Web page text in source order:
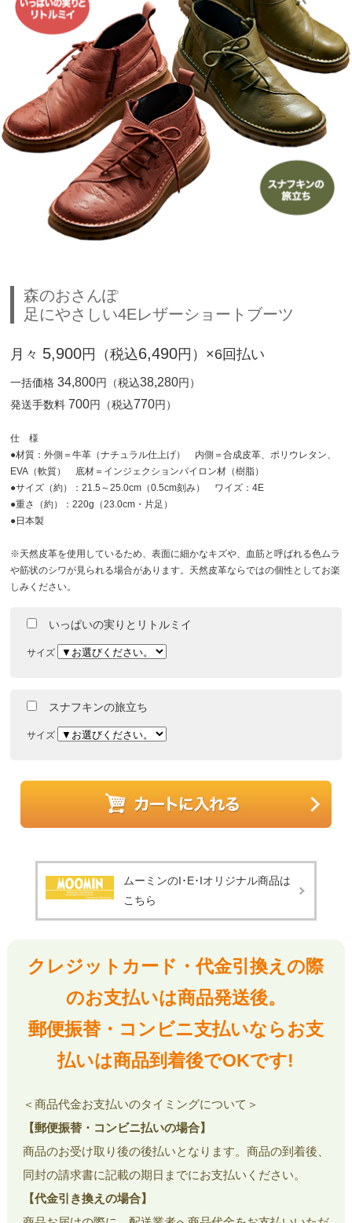
森のおさんぽ
足にやさしい4Eレザーショートブーツ
月々 5,900円（税込6,490円）×6回払い
一括価格34,800円（税込38,280円）
発送手数料 700円（税込770円）
仕 様
●材質：外側＝牛革（ナチュラル仕上げ） 内側＝合成皮革、ポリウレタン、
EVA（軟質） 底材＝インジェクションパイロン材（樹脂）
●サイズ（約）：21.5～25.0cm（0.5cm刻み） ワイズ：4E
●重さ（約）：220g（23.0cm・片足）
●日本製
※天然皮革を使用しているため、表面に細かなキズや、血筋と呼ばれる色ムラ
や筋状のシワが見られる場合があります。天然皮革ならではの個性としてお楽
しみください。
いっぱいの実りとリトルミイ
サイズ
スナフキンの旅立ち
サイズ
ムーミンのI･E･Iオリジナル商品は
こちら
クレジットカード・代金引換えの際
のお支払いは商品発送後。
郵便振替・コンビニ支払いならお支
払いは商品到着後でOKです!
＜商品代金お支払いのタイミングについて＞
【郵便振替・コンビニ払いの場合】
商品のお受け取り後の後払いとなります。商品の到着後、
同封の請求書に記載の期日までにお支払いください。
【代金引き換えの場合】